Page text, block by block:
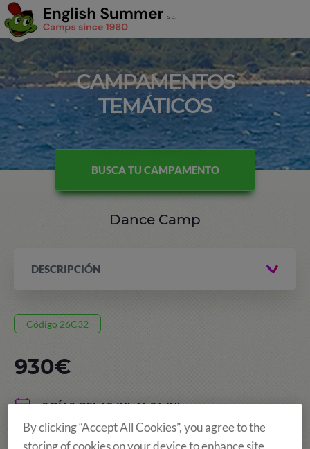
CAMPAMENTOS
TEMÁTICOS
BUSCA TU CAMPAMENTO
Dance Camp
DESCRIPCIÓN
Código 26C32
8 DÍAS, DEL 19 JUL AL 26 JUL
POBLET
930€
By clicking “Accept All Cookies”, you agree to the
storing of cookies on your device to enhance site